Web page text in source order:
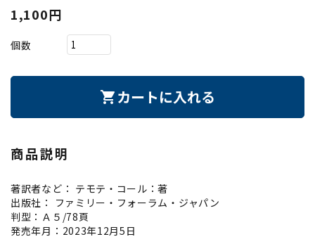
1,100円
個数
shopping_cart カートに入れる
商品説明
著訳者など： テモテ・コール：著
出版社： ファミリー・フォーラム・ジャパン
判型：Ａ５/78頁
発売年月：2023年12月5日